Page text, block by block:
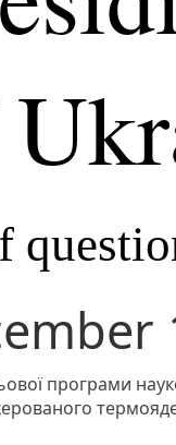
програми